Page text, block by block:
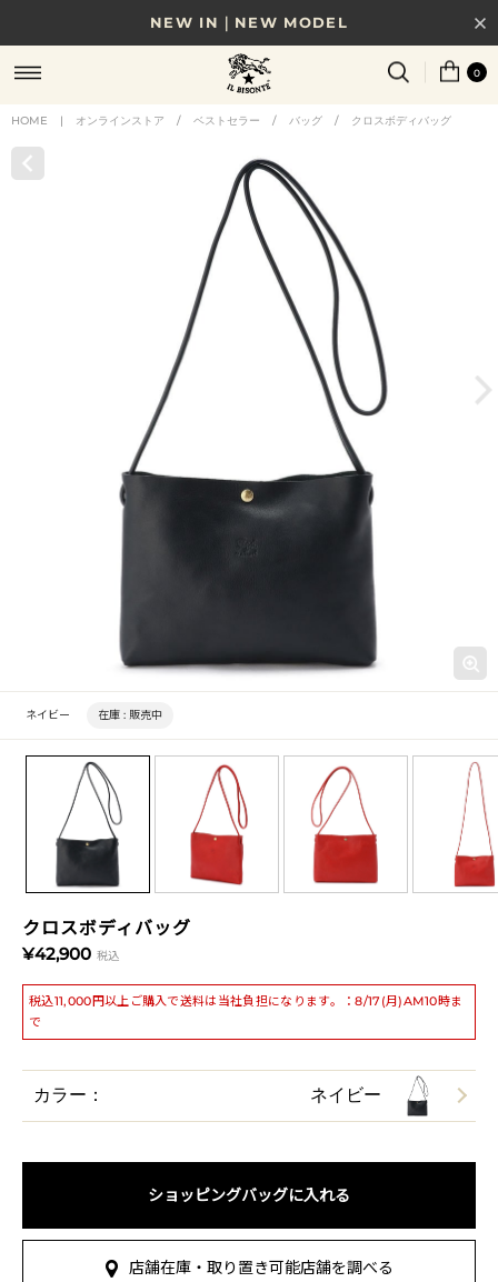
NEW IN｜NEW MODEL
8/17(月)10時まで｜税込11,000円以上で送料無料
贈る相手やシーンから選べる、新しいギフトガイド
NEW IN｜COLOR LEATHER
0
HOME | オンラインストア / ベストセラー / バッグ / クロスボディバッグ
クロスボディバッグ
¥42,900 税込
税込11,000円以上ご購入で送料は当社負担になります。：8/17(月)AM10時ま
で
ネイビー 在庫 : 販売中
カラー： ネイビー
ショッピングバッグに入れる
店舗在庫・取り置き可能店舗を調べる